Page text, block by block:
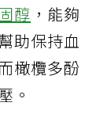
醇 ，能夠
助保持血
橄欖多酚
。